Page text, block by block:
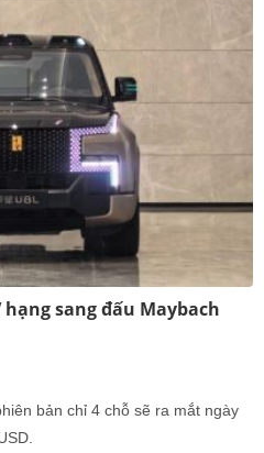
hạng sang đấu Maybach
bản chỉ 4 chỗ sẽ ra mắt ngày